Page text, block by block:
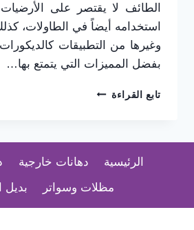
الطائف لا يقتصر على
استخدامه أيضاً في الطاولات،
وغيرها من التطبيقات
بفضل المميزات التي يتمتع بها…
تابع القراءة تركيب
معلم
الحويه
الرئيسية دهانات خارجية
مظلات وسواتر